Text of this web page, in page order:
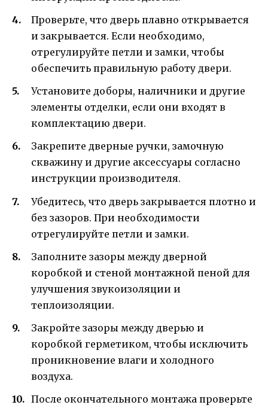
Проверьте, что дверь плавно открывается
и закрывается. Если необходимо,
отрегулируйте петли и замки, чтобы
обеспечить правильную работу двери.
Установите доборы, наличники и другие
элементы отделки, если они входят в
комплектацию двери.
Закрепите дверные ручки, замочную
скважину и другие аксессуары согласно
инструкции производителя.
Убедитесь, что дверь закрывается плотно и
без зазоров. При необходимости
отрегулируйте петли и замки.
Заполните зазоры между дверной
коробкой и стеной монтажной пеной для
улучшения звукоизоляции и
теплоизоляции.
Закройте зазоры между дверью и
коробкой герметиком, чтобы исключить
проникновение влаги и холодного
воздуха.
После окончательного монтажа проверьте